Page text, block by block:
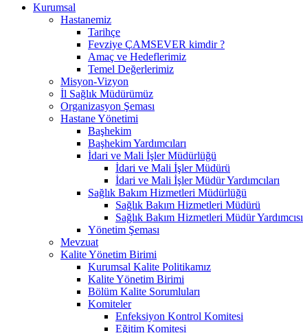
Kurumsal
Hastanemiz
Tarihçe
Fevziye ÇAMSEVER kimdir ?
Amaç ve Hedeflerimiz
Temel Değerlerimiz
Misyon-Vizyon
İl Sağlık Müdürümüz
Organizasyon Şeması
Hastane Yönetimi
Başhekim
Başhekim Yardımcıları
İdari ve Mali İşler Müdürlüğü
İdari ve Mali İşler Müdürü
İdari ve Mali İşler Müdür Yardımcıları
Sağlık Bakım Hizmetleri Müdürlüğü
Sağlık Bakım Hizmetleri Müdürü
Sağlık Bakım Hizmetleri Müdür Yardımcısı
Yönetim Şeması
Mevzuat
Kalite Yönetim Birimi
Kurumsal Kalite Politikamız
Kalite Yönetim Birimi
Bölüm Kalite Sorumluları
Komiteler
Enfeksiyon Kontrol Komitesi
Eğitim Komitesi